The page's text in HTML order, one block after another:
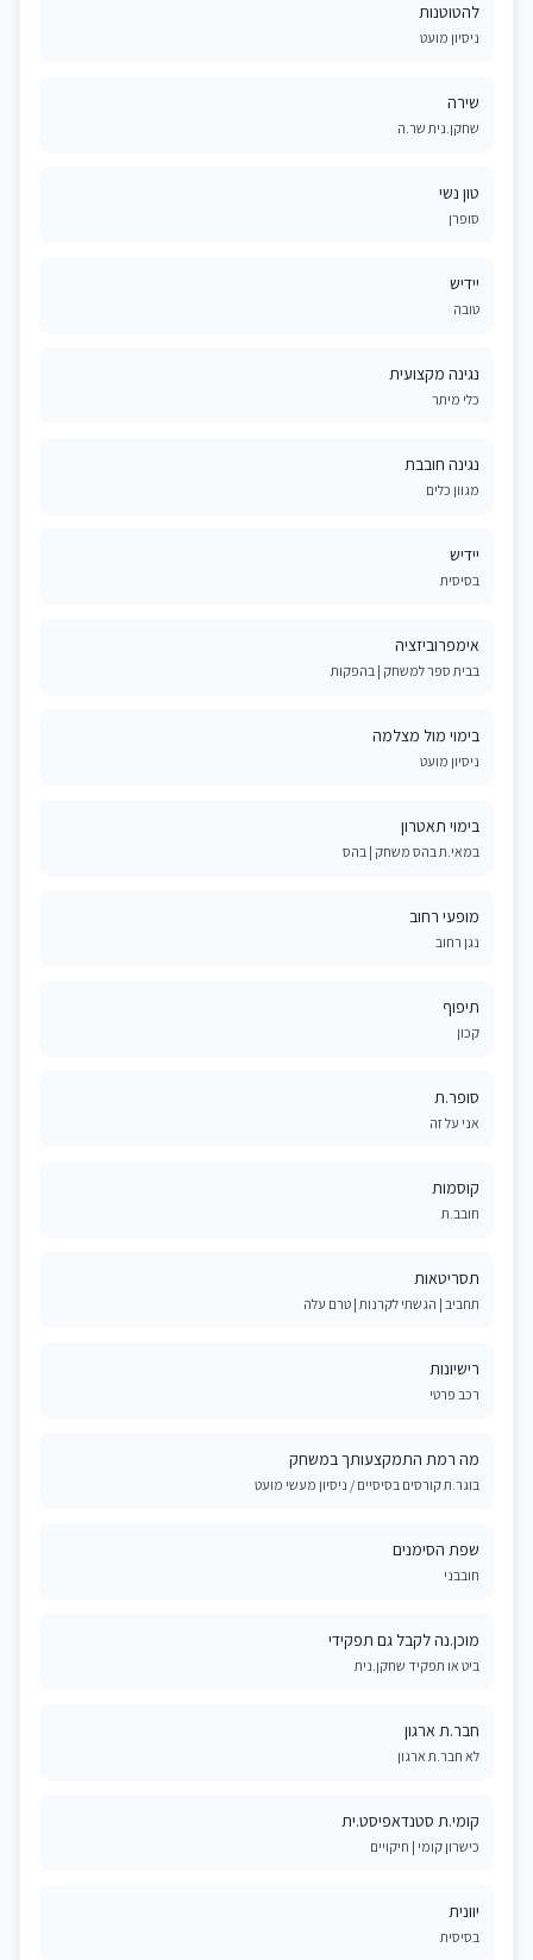
להטוטנות
ניסיון מועט
שירה
שחקן.נית שר.ה
טון נשי
סופרן
יידיש
טובה
נגינה מקצועית
כלי מיתר
נגינה חובבת
מגוון כלים
יידיש
בסיסית
אימפרוביזציה
בבית ספר למשחק | בהפקות
בימוי מול מצלמה
ניסיון מועט
בימוי תאטרון
במאי.ת בהס משחק | בהס
מופעי רחוב
נגן רחוב
תיפוף
קכון
סופר.ת
אני על זה
קוסמות
חובב.ת
תסריטאות
תחביב | הגשתי לקרנות | טרם עלה
רישיונות
רכב פרטי
מה רמת התמקצעותך במשחק
בוגר.ת קורסים בסיסיים / ניסיון מעשי מועט
שפת הסימנים
חובבני
מוכן.נה לקבל גם תפקידי
ביט או תפקיד שחקן.נית
חבר.ת ארגון
לא חבר.ת ארגון
קומי.ת סטנדאפיסט.ית
כישרון קומי | חיקויים
יוונית
בסיסית